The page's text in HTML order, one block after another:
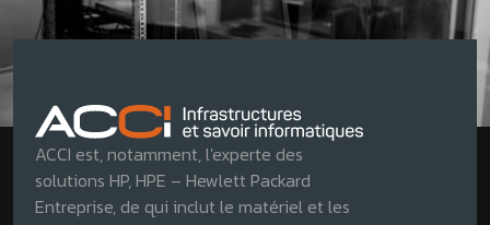
ACCI est, notamment, l'experte des
solutions HP, HPE – Hewlett Packard
Entreprise, de qui inclut le matériel et les